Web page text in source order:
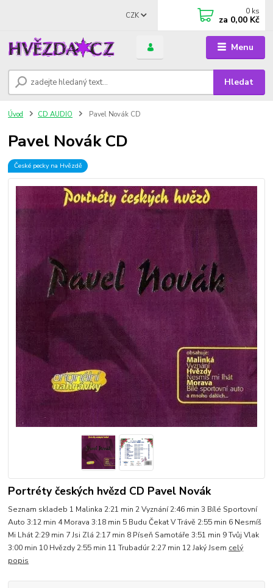
Menu
CZK
Hledat
0 ks
za 0,00 Kč
Úvod CD AUDIO Pavel Novák CD
Pavel Novák CD
České pecky na Hvězdě
Portréty českých hvězd CD Pavel Novák
Seznam skladeb 1 Malinka 2:21 min 2 Vyznání 2:46 min 3 Bílé Sportovní
Auto 3:12 min 4 Morava 3:18 min 5 Budu Čekat V Trávě 2:55 min 6 Nesmíš
Mi Lhát 2:29 min 7 Jsi Zlá 2:17 min 8 Píseň Samotáře 3:51 min 9 Tvůj Vlak
3:00 min 10 Hvězdy 2:55 min 11 Trubadúr 2:27 min 12 Jaký Jsem celý
popis